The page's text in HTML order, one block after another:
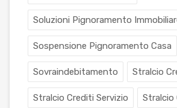
Soluzioni Pignoramento
Sospensione Pignoramento Casa
Sovraindebitamento Stralcio
Stralcio Crediti Servizio Stralcio